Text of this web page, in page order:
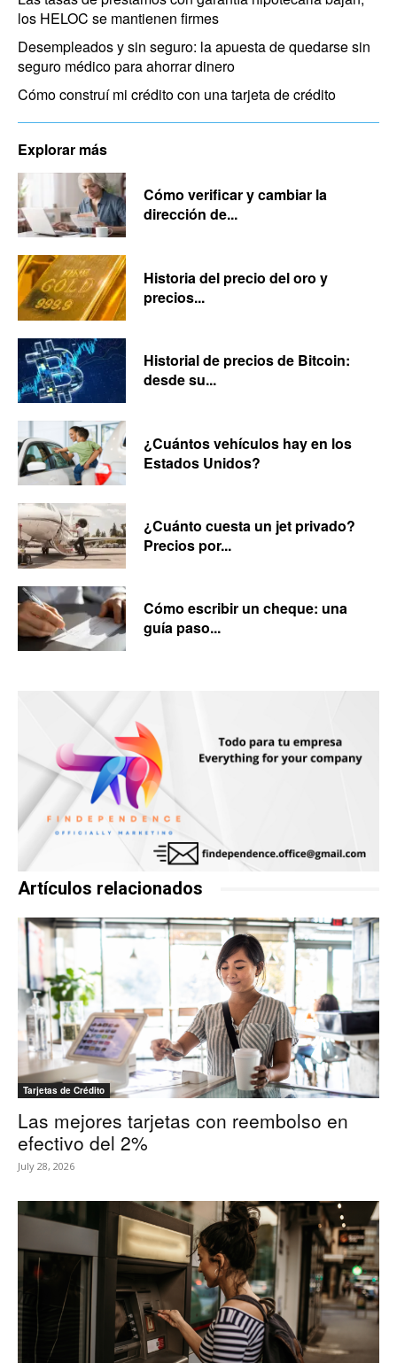
los HELOC se mantienen firmes
Desempleados y sin seguro: la apuesta de quedarse sin
seguro médico para ahorrar dinero
Cómo construí mi crédito con una tarjeta de crédito
Explorar más
Cómo verificar y cambiar la
dirección de...
Historia del precio del oro y
precios...
Historial de precios de Bitcoin:
desde su...
¿Cuántos vehículos hay en los
Estados Unidos?
¿Cuánto cuesta un jet privado?
Precios por...
Cómo escribir un cheque: una
guía paso...
Artículos relacionados
Tarjetas de Crédito
Las mejores tarjetas con reembolso en
efectivo del 2%
July 28, 2026